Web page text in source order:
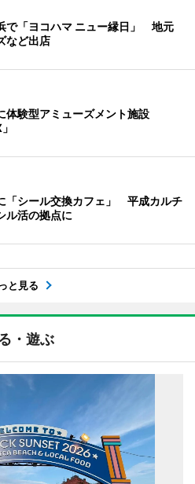
で「ヨコハマ ニュー縁日」 地元
など出店
体験型アミューズメント施設
「シール交換カフェ」 平成カルチ
ル活の拠点に
と見る
・遊ぶ